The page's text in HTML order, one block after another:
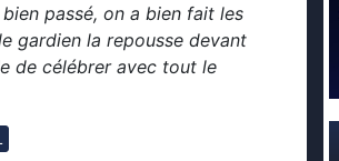
passé, on a bien fait les
gardien la repousse devant
de célébrer avec tout le